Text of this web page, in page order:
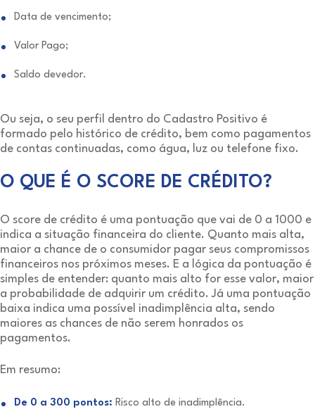
Data de vencimento;
Valor Pago;
Saldo devedor.
Ou seja, o seu perfil dentro do Cadastro Positivo é
formado pelo histórico de crédito, bem como pagamentos
de contas continuadas, como água, luz ou telefone fixo.
O QUE É O SCORE DE CRÉDITO?
O score de crédito é uma pontuação que vai de 0 a 1000 e
indica a situação financeira do cliente. Quanto mais alta,
maior a chance de o consumidor pagar seus compromissos
financeiros nos próximos meses. E a lógica da pontuação é
simples de entender: quanto mais alto for esse valor, maior
a probabilidade de adquirir um crédito. Já uma pontuação
baixa indica uma possível inadimplência alta, sendo
maiores as chances de não serem honrados os
pagamentos.
Em resumo:
De 0 a 300 pontos: Risco alto de inadimplência.